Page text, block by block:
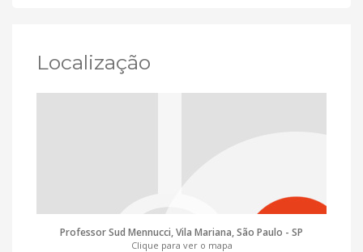
Localização
Professor Sud Mennucci, Vila Mariana, São Paulo - SP
Clique para ver o mapa